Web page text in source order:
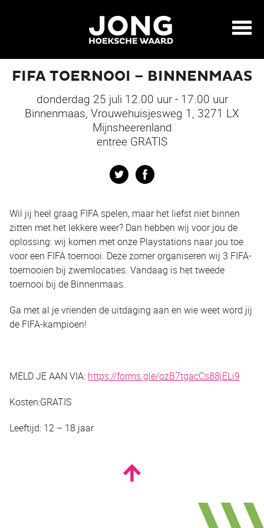
FIFA TOERNOOI – BINNENMAAS
donderdag 25 juli 12.00 uur - 17.00 uur
Binnenmaas, Vrouwehuisjesweg 1, 3271 LX
Mijnsheerenland
entree GRATIS
Twitter
Wil jij heel graag FIFA spelen, maar het liefst niet binnen
zitten met het lekkere weer? Dan hebben wij voor jou de
oplossing: wij komen met onze Playstations naar jou toe
voor een FIFA toernooi. Deze zomer organiseren wij 3 FIFA-
toernooien bij zwemlocaties. Vandaag is het tweede
toernooi bij de Binnenmaas.
Ga met al je vrienden de uitdaging aan en wie weet word jij
de FIFA-kampioen!
MELD JE AAN VIA: https://forms.gle/ozB7tgacCs88jELi9
Kosten:GRATIS
Leeftijd: 12 – 18 jaar